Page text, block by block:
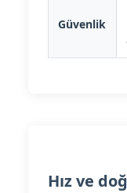
Güvenlik
Hız ve